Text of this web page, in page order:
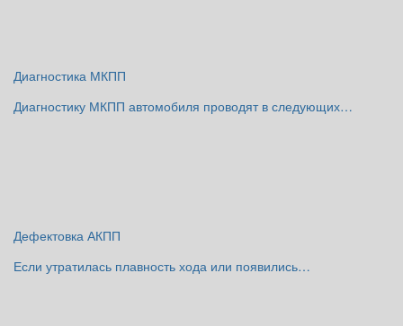
Диагностика МКПП
Диагностику МКПП автомобиля проводят в следующих…
Дефектовка АКПП
Если утратилась плавность хода или появились…